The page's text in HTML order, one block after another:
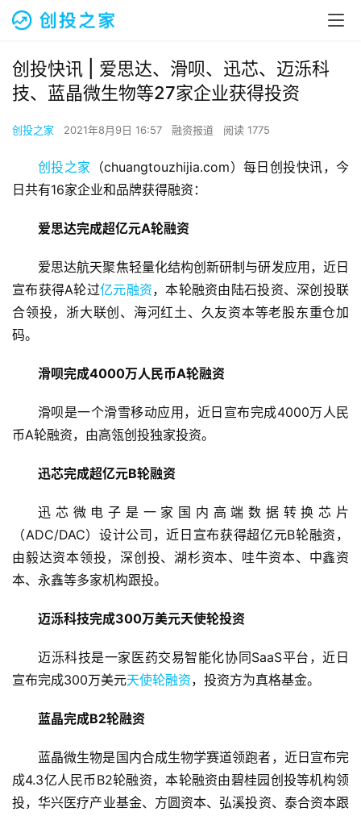
创投快讯 | 爱思达、​滑呗、迅芯、迈泺科
技、蓝晶微生物等27家企业获得投资
创投之家 2021年8月9日 16:57 融资报道 阅读 1775
创投之家 （chuangtouzhijia.com）每日创投快讯，今
日共有16家企业和品牌获得融资：
爱思达完成超亿元A轮融资
爱思达航天聚焦轻量化结构创新研制与研发应用，近日
宣布获得A轮过亿元融资，本轮融资由陆石投资、深创投联
合领投，浙大联创、海河红土、久友资本等老股东重仓加
码。
滑呗完成4000万人民币A轮融资
滑呗是一个滑雪移动应用，近日宣布完成4000万人民
币A轮融资，由高瓴创投独家投资。
迅芯完成超亿元B轮融资
迅芯微电子是一家国内高端数据转换芯片
（ADC/DAC）设计公司，近日宣布获得超亿元B轮融资，
由毅达资本领投，深创投、湖杉资本、哇牛资本、中鑫资
本、永鑫等多家机构跟投。
迈泺科技完成300万美元天使轮投资
迈泺科技是一家医药交易智能化协同SaaS平台，近日
宣布完成300万美元天使轮融资，投资方为真格基金。
蓝晶完成B2轮融资
蓝晶微生物是国内合成生物学赛道领跑者，近日宣布完
成4.3亿人民币B2轮融资，本轮融资由碧桂园创投等机构领
投，华兴医疗产业基金、方圆资本、弘溪投资、泰合资本跟